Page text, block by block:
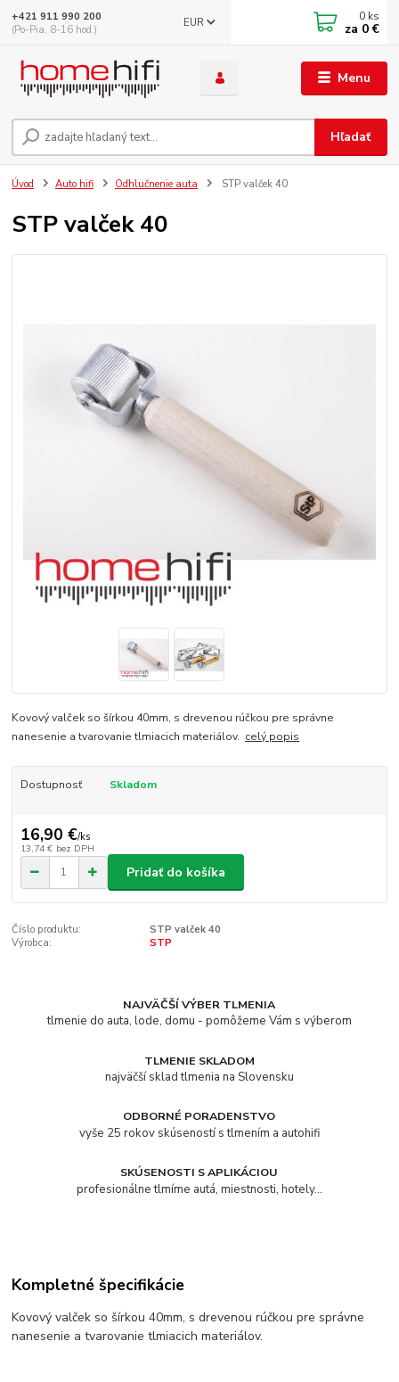
Menu
EUR
Hľadať
+421 911 990 200
(Po-Pia, 8-16 hod.)
0 ks
za 0 €
Úvod Auto hifi Odhlučnenie auta STP valček 40
STP valček 40
Kovový valček so šírkou 40mm, s drevenou rúčkou pre správne
nanesenie a tvarovanie tlmiacich materiálov. celý popis
Dostupnosť Skladom
16,90 €/ks
13,74 € bez DPH
Pridať do košíka
Číslo produktu:
STP valček 40
Výrobca:
STP
NAJVÄČŠÍ VÝBER TLMENIA
tlmenie do auta, lode, domu - pomôžeme Vám s výberom
TLMENIE SKLADOM
najväčší sklad tlmenia na Slovensku
ODBORNÉ PORADENSTVO
vyše 25 rokov skúseností s tlmením a autohifi
SKÚSENOSTI S APLIKÁCIOU
profesionálne tlmíme autá, miestnosti, hotely...
Kompletné špecifikácie
Kovový valček so šírkou 40mm, s drevenou rúčkou pre správne
nanesenie a tvarovanie tlmiacich materiálov.